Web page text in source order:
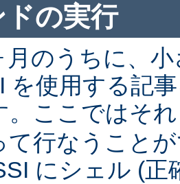
ドの実行
月のうちに、
を使用する記
。ここではそ
て行なうこと
にシェル (